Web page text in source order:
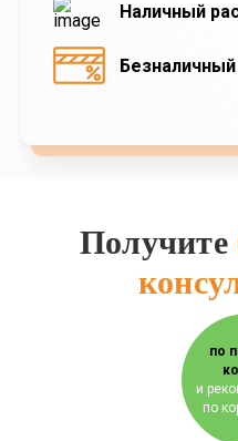
Наличный
Получите
по
и
по